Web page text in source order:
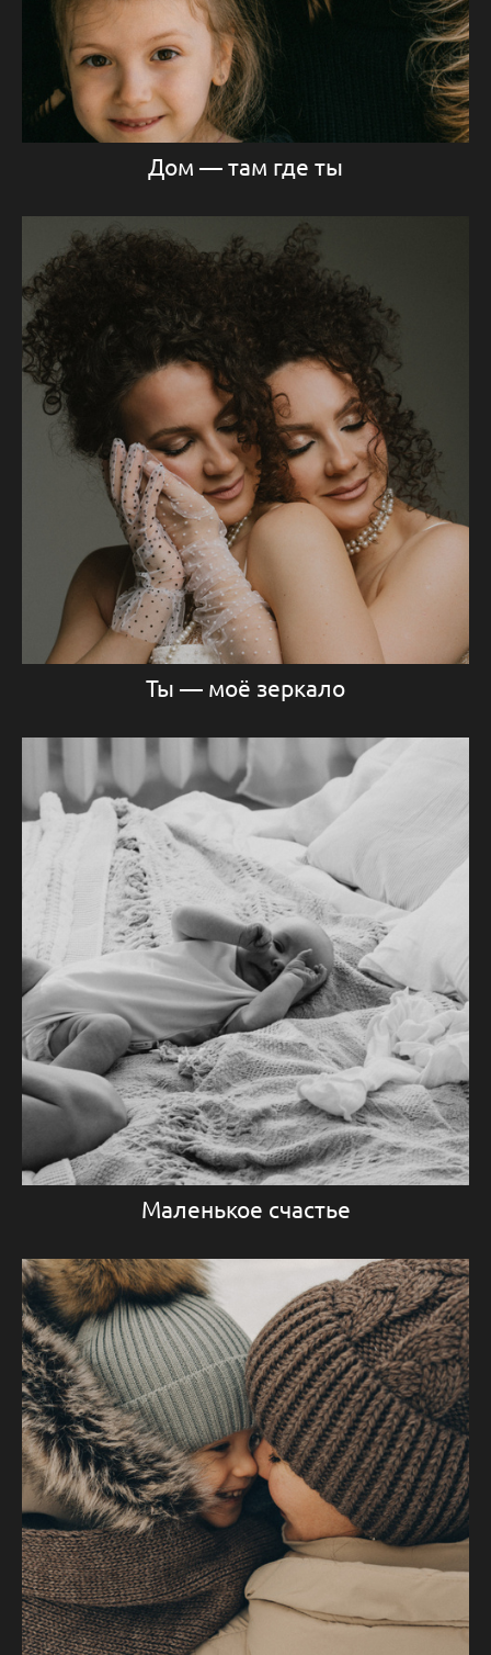
Дом — там где ты
Ты — моё зеркало
Маленькое счастье